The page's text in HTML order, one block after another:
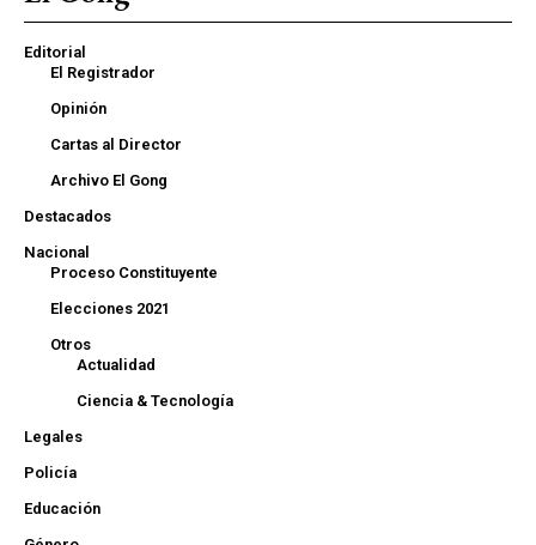
Editorial
El Registrador
Opinión
Cartas al Director
Archivo El Gong
Destacados
Nacional
Proceso Constituyente
Elecciones 2021
Otros
Actualidad
Ciencia & Tecnología
Legales
Policía
Educación